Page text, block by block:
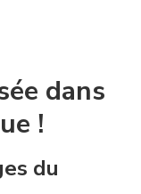
dans
!
du